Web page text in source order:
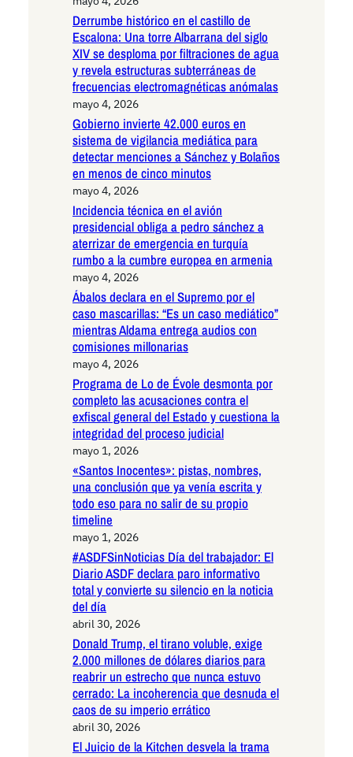
Derrumbe histórico en el castillo de
Escalona: Una torre Albarrana del siglo
XIV se desploma por filtraciones de agua
y revela estructuras subterráneas de
frecuencias electromagnéticas anómalas
mayo 4, 2026
Gobierno invierte 42.000 euros en
sistema de vigilancia mediática para
detectar menciones a Sánchez y Bolaños
en menos de cinco minutos
mayo 4, 2026
Incidencia técnica en el avión
presidencial obliga a pedro sánchez a
aterrizar de emergencia en turquía
rumbo a la cumbre europea en armenia
mayo 4, 2026
Ábalos declara en el Supremo por el
caso mascarillas: “Es un caso mediático”
mientras Aldama entrega audios con
comisiones millonarias
mayo 4, 2026
Programa de Lo de Évole desmonta por
completo las acusaciones contra el
exfiscal general del Estado y cuestiona la
integridad del proceso judicial
mayo 1, 2026
«Santos Inocentes»: pistas, nombres,
una conclusión que ya venía escrita y
todo eso para no salir de su propio
timeline
mayo 1, 2026
#ASDFSinNoticias Día del trabajador: El
Diario ASDF declara paro informativo
total y convierte su silencio en la noticia
del día
abril 30, 2026
Donald Trump, el tirano voluble, exige
2.000 millones de dólares diarios para
reabrir un estrecho que nunca estuvo
cerrado: La incoherencia que desnuda el
caos de su imperio errático
abril 30, 2026
El Juicio de la Kitchen desvela la trama